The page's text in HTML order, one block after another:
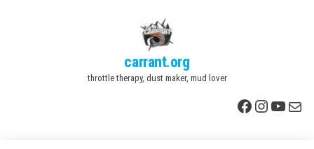
carrant.org
throttle therapy, dust maker, mud lover
Facebook
E-